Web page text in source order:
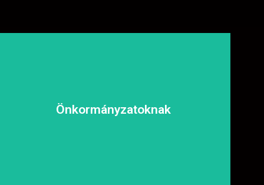
Önkormányzatoknak
tapasztalt csapatunkkal garantáljuk a hosszú távú
és fenntartható megoldásokat, hogy a közösség